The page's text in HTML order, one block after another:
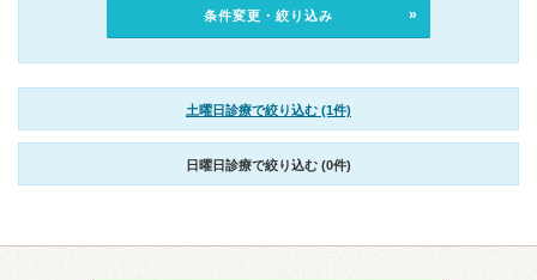
条件変更・絞り込み
土曜日診療で絞り込む (1件)
日曜日診療で絞り込む (0件)